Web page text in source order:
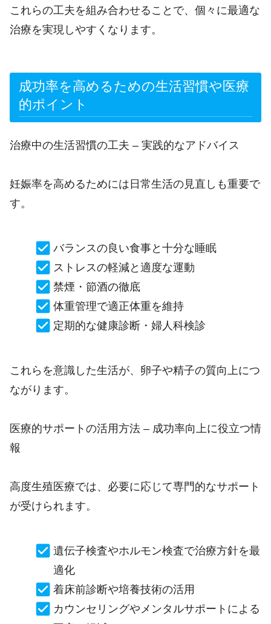
これらの工夫を組み合わせることで、個々に最適な
治療を実現しやすくなります。
成功率を高めるための生活習慣や医療
的ポイント
治療中の生活習慣の工夫 – 実践的なアドバイス
妊娠率を高めるためには日常生活の見直しも重要で
す。
バランスの良い食事と十分な睡眠
ストレスの軽減と適度な運動
禁煙・節酒の徹底
体重管理で適正体重を維持
定期的な健康診断・婦人科検診
これらを意識した生活が、卵子や精子の質向上につ
ながります。
医療的サポートの活用方法 – 成功率向上に役立つ情
報
高度生殖医療では、必要に応じて専門的なサポート
が受けられます。
遺伝子検査やホルモン検査で治療方針を最
適化
着床前診断や培養技術の活用
カウンセリングやメンタルサポートによる